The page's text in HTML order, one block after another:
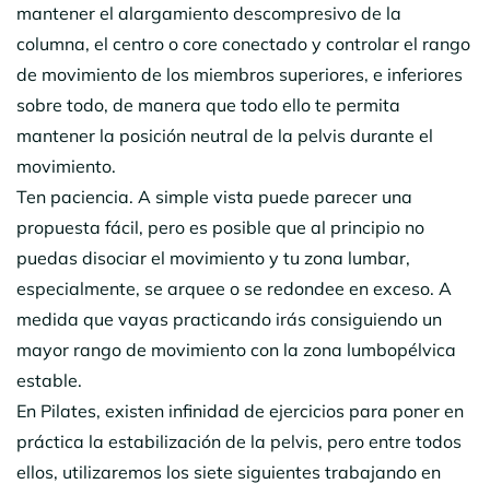
mantener el alargamiento descompresivo de la
columna, el centro o core conectado y controlar el rango
de movimiento de los miembros superiores, e inferiores
sobre todo, de manera que todo ello te permita
mantener la posición neutral de la pelvis durante el
movimiento.
Ten paciencia. A simple vista puede parecer una
propuesta fácil, pero es posible que al principio no
puedas disociar el movimiento y tu zona lumbar,
especialmente, se arquee o se redondee en exceso. A
medida que vayas practicando irás consiguiendo un
mayor rango de movimiento con la zona lumbopélvica
estable.
En Pilates, existen infinidad de ejercicios para poner en
práctica la estabilización de la pelvis, pero entre todos
ellos, utilizaremos los siete siguientes trabajando en